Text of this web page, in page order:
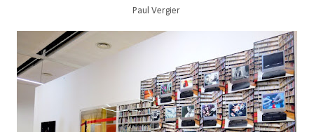
Paul Vergier